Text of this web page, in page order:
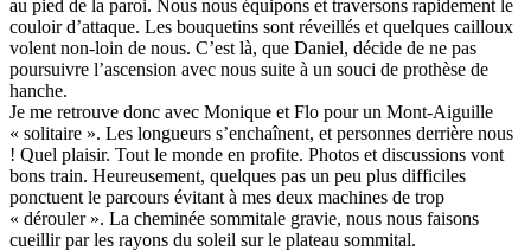
au pied de la paroi. Nous nous équipons et traversons rapidement le
couloir d’attaque. Les bouquetins sont réveillés et quelques cailloux
volent non-loin de nous. C’est là, que Daniel, décide de ne pas
poursuivre l’ascension avec nous suite à un souci de prothèse de
hanche.
Je me retrouve donc avec Monique et Flo pour un Mont-Aiguille
« solitaire ». Les longueurs s’enchaînent, et personnes derrière nous
! Quel plaisir. Tout le monde en profite. Photos et discussions vont
bons train. Heureusement, quelques pas un peu plus difficiles
ponctuent le parcours évitant à mes deux machines de trop
« dérouler ». La cheminée sommitale gravie, nous nous faisons
cueillir par les rayons du soleil sur le plateau sommital.